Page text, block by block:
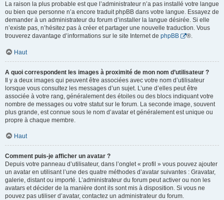
La raison la plus probable est que l’administrateur n’a pas installé votre langue
ou bien que personne n’a encore traduit phpBB dans votre langue. Essayez de
demander à un administrateur du forum d’installer la langue désirée. Si elle
n’existe pas, n’hésitez pas à créer et partager une nouvelle traduction. Vous
trouverez davantage d’informations sur le site Internet de phpBB ®.
Haut
A quoi correspondent les images à proximité de mon nom d’utilisateur ?
Il y a deux images qui peuvent être associées avec votre nom d’utilisateur
lorsque vous consultez les messages d’un sujet. L’une d’elles peut être
associée à votre rang, généralement des étoiles ou des blocs indiquant votre
nombre de messages ou votre statut sur le forum. La seconde image, souvent
plus grande, est connue sous le nom d’avatar et généralement est unique ou
propre à chaque membre.
Haut
Comment puis-je afficher un avatar ?
Depuis votre panneau d’utilisateur, dans l’onglet « profil » vous pouvez ajouter
un avatar en utilisant l’une des quatre méthodes d’avatar suivantes : Gravatar,
galerie, distant ou importé. L’administrateur du forum peut activer ou non les
avatars et décider de la manière dont ils sont mis à disposition. Si vous ne
pouvez pas utiliser d’avatar, contactez un administrateur du forum.